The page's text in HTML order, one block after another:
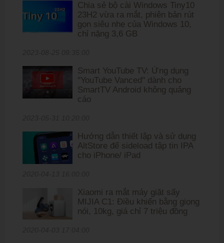
Chia sẻ bộ cài Windows Tiny10
23H2 vừa ra mắt, phiên bản rút
gọn siêu nhẹ của Windows 10,
chỉ nặng 3,6 GB
Smart YouTube TV: Ứng dụng
''YouTube Vanced'' dành cho
SmartTV Android không quảng
cáo
Hướng dẫn thiết lập và sử dụng
AltStore để sideload tập tin IPA
cho iPhone/ iPad
Xiaomi ra mắt máy giặt sấy
MIJIA C1: Điều khiển bằng giọng
nói, 10kg, giá chỉ 7 triệu đồng